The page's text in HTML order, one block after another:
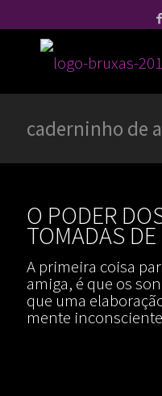
caderninho de
O PODER
TOMADAS
A primeira coisa
amiga, é que os
que uma
mente inconsciente